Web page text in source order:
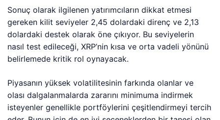
Sonuç olarak ilgilenen yatırımcıların dikkat etmesi
gereken kilit seviyeler 2,45 dolardaki direnç ve 2,13
dolardaki destek olarak öne çıkıyor. Bu seviyelerin
nasıl test edileceği, XRP’nin kısa ve orta vadeli yönünü
belirlemede kritik rol oynayacak.
Piyasanın yüksek volatilitesinin farkında olanlar ve
olası dalgalanmalarda zararını minimuma indirmek
isteyenler genellikle portföylerini çeşitlendirmeyi tercih